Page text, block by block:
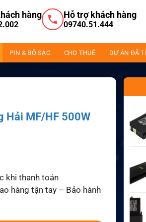
hàng Hỗ trợ khách hàng
09740.51.444
PIN & BỘ SẠC CHO THUÊ DỰ ÁN ĐÃ
Hải MF/HF 500W
khi thanh toán
hàng tận tay – Bảo hành